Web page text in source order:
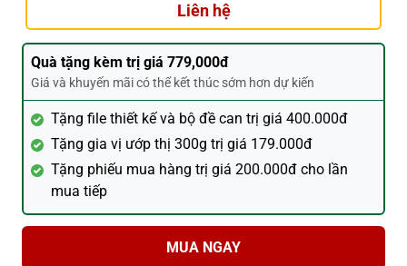
Liên hệ
Quà tặng kèm trị giá 779,000đ
Giá và khuyến mãi có thể kết thúc sớm hơn dự kiến
Tặng file thiết kế và bộ đề can trị giá 400.000đ
Tặng gia vị ướp thị 300g trị giá 179.000đ
Tặng phiếu mua hàng trị giá 200.000đ cho lần
mua tiếp
MUA NGAY